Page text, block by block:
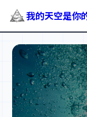
我的天空是你